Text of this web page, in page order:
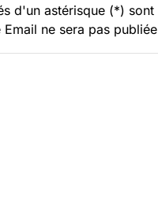
d'un astérisque (*) sont
ne sera pas publiée